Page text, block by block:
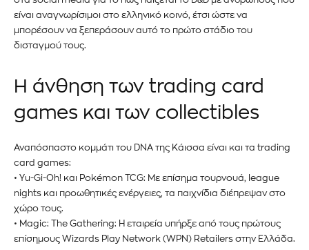
είναι αναγνωρίσιμοι στο ελληνικό κοινό, έτσι ώστε να
μπορέσουν να ξεπεράσουν αυτό το πρώτο στάδιο του
δισταγμού τους.
Η άνθηση των trading card
games και των collectibles
Αναπόσπαστο κομμάτι του DNA της Κάισσα είναι και τα trading
card games:
• Yu-Gi-Oh! και Pokémon TCG: Με επίσημα τουρνουά, league
nights και προωθητικές ενέργειες, τα παιχνίδια διέπρεψαν στο
χώρο τους.
• Magic: The Gathering: Η εταιρεία υπήρξε από τους πρώτους
επίσημους Wizards Play Network (WPN) Retailers στην Ελλάδα.